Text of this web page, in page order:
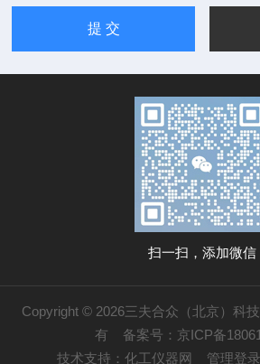
扫一扫，添加微信
Copyright © 2026三夫合众（北京）科
有 备案号：京ICP备
技术支持： 化工仪器网 管理登录